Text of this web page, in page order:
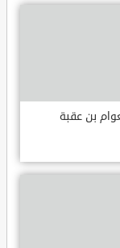
بن عقبة